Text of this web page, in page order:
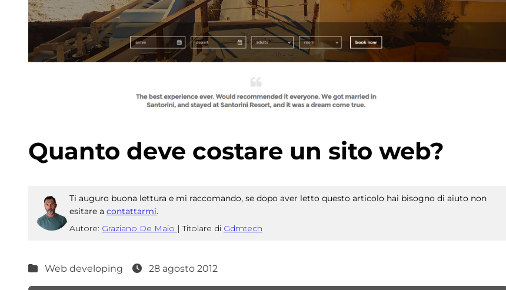
Quanto deve costare un sito web?
Ti auguro buona lettura e mi raccomando, se dopo aver letto questo articolo hai bisogno di aiuto non
esitare a contattarmi.
Autore: Graziano De Maio | Titolare di Gdmtech
Web developing 28 agosto 2012